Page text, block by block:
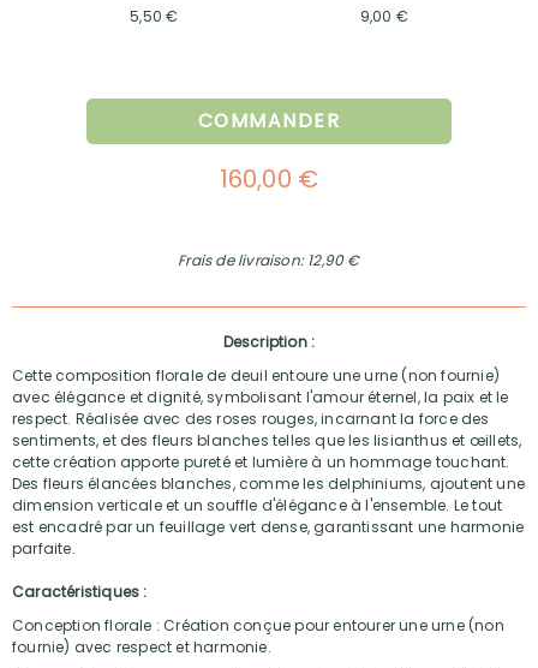
5,50 €
9,00 €
COMMANDER
160,00 €
Frais de livraison: 12,90 €
Description :
Cette composition florale de deuil entoure une urne (non fournie)
avec élégance et dignité, symbolisant l'amour éternel, la paix et le
respect. Réalisée avec des roses rouges, incarnant la force des
sentiments, et des fleurs blanches telles que les lisianthus et œillets,
cette création apporte pureté et lumière à un hommage touchant.
Des fleurs élancées blanches, comme les delphiniums, ajoutent une
dimension verticale et un souffle d'élégance à l'ensemble. Le tout
est encadré par un feuillage vert dense, garantissant une harmonie
parfaite.
Caractéristiques :
Conception florale : Création conçue pour entourer une urne (non
fournie) avec respect et harmonie.